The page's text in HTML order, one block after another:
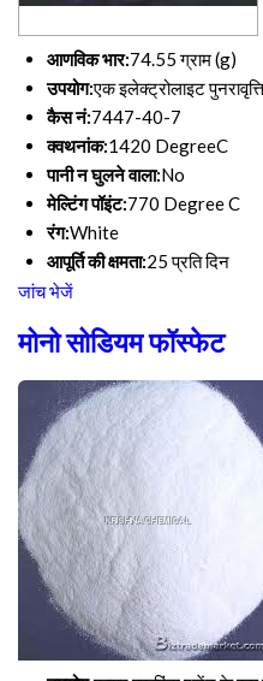
आणविक भार:74.55 ग्राम (g)
उपयोग:एक इलेक्ट्रोलाइट
कैस नं:7447-40-7
क्वथनांक:1420 DegreeC
पानी न घुलने वाला:No
मेल्टिंग पॉइंट:770 Degree C
रंग:White
आपूर्ति की क्षमता:25 प्रति दिन
जांच भेजें
मोनो सोडियम फॉस्फेट